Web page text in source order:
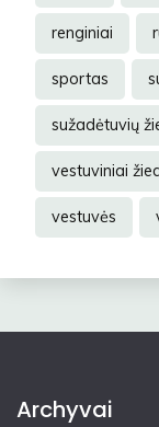
renginiai
sportas
sužadėtuvių
vestuviniai
vestuvės
Archyvai